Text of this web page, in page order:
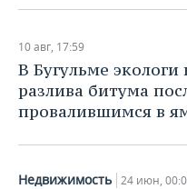
10 авг, 17:59
В Бугульме
разлива битума
провалившимся в
Недвижимость 24 июн,